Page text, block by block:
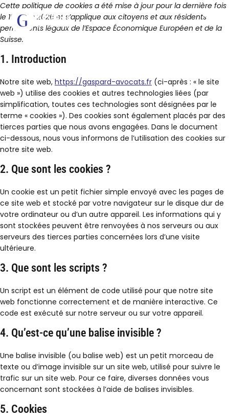
Cette politique de cookies a été mise à jour pour la dernière fois
le 19 mars 2026 et s’applique aux citoyens et aux résidents
permanents légaux de l’Espace Économique Européen et de la
Suisse.
1. Introduction
Notre site web, https://gaspard-avocats.fr (ci-après : « le site
web ») utilise des cookies et autres technologies liées (par
simplification, toutes ces technologies sont désignées par le
terme « cookies »). Des cookies sont également placés par des
tierces parties que nous avons engagées. Dans le document
ci-dessous, nous vous informons de l’utilisation des cookies sur
notre site web.
2. Que sont les cookies ?
Un cookie est un petit fichier simple envoyé avec les pages de
ce site web et stocké par votre navigateur sur le disque dur de
votre ordinateur ou d’un autre appareil. Les informations qui y
sont stockées peuvent être renvoyées à nos serveurs ou aux
serveurs des tierces parties concernées lors d’une visite
ultérieure.
3. Que sont les scripts ?
Un script est un élément de code utilisé pour que notre site
web fonctionne correctement et de manière interactive. Ce
code est exécuté sur notre serveur ou sur votre appareil.
4. Qu’est-ce qu’une balise invisible ?
Une balise invisible (ou balise web) est un petit morceau de
texte ou d’image invisible sur un site web, utilisé pour suivre le
trafic sur un site web. Pour ce faire, diverses données vous
concernant sont stockées à l’aide de balises invisibles.
5. Cookies